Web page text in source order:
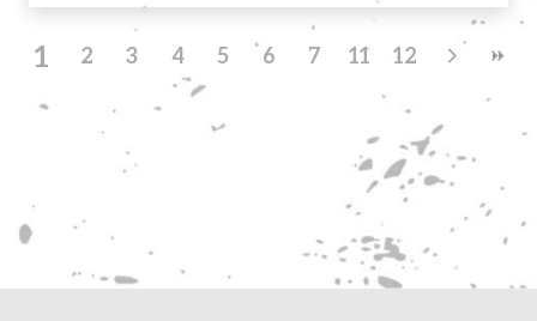
1 2 3 4 5 6 7 8 9 10
11 12